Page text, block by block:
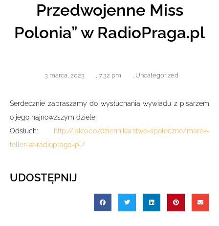
Przedwojenne Miss
Polonia” w RadioPraga.pl
3 marca, 2023 , 7:32 pm , Uncategorized
Serdecznie zapraszamy do wysłuchania wywiadu z pisarzem
o jego najnowzszym dziele.
Odsłuch: http://jakto.co/dziennikarstwo-spoleczne/marek-
teller-w-radiopraga-pl/
UDOSTĘPNIJ